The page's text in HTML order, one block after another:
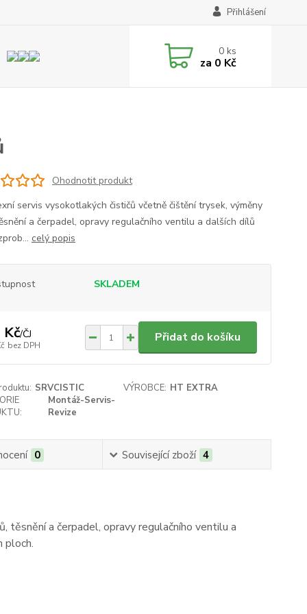
Přihlášení
0ks
za 0 Kč
Ohodnotit produkt
servis vysokotlakých čističů včetně čištění trysek, výměny
a čerpadel, opravy regulačního ventilu a dalších dílů
celý popis
SKLADEM
Kč/ČJ
bez DPH
Přidat do košíku
SRVCISTIC VÝROBCE: HT EXTRA
Montáž-Servis-
Revize
0 Související zboží 4
a čerpadel, opravy regulačního ventilu a
ploch.